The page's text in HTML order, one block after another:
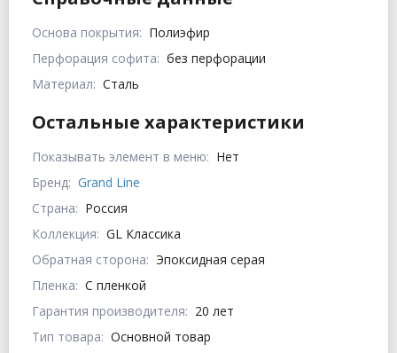
Основа покрытия: Полиэфир
Перфорация софита: без перфорации
Материал: Сталь
Остальные характеристики
Показывать элемент в меню: Нет
Бренд: Grand Line
Страна: Россия
Коллекция: GL Классика
Обратная сторона: Эпоксидная серая
Пленка: С пленкой
Гарантия производителя: 20 лет
Тип товара: Основной товар